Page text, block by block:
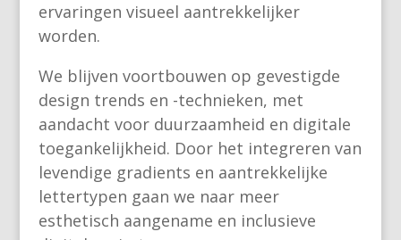
ervaringen visueel aantrekkelijker
worden.
We blijven voortbouwen op gevestigde
design trends en -technieken, met
aandacht voor duurzaamheid en digitale
toegankelijkheid. Door het integreren van
levendige gradients en aantrekkelijke
lettertypen gaan we naar meer
esthetisch aangename en inclusieve